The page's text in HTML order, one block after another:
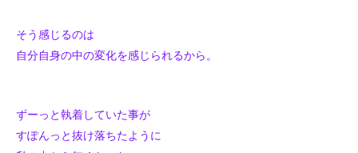
そう感じるのは
自分自身の中の変化を感じられるから。
ずーっと執着していた事が
すぽんっと抜け落ちたように